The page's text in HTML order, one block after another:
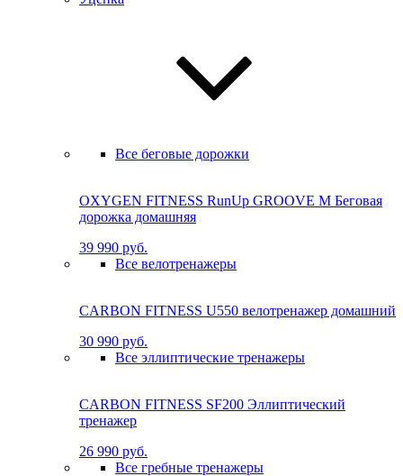
Все беговые дорожки
OXYGEN FITNESS RunUp GROOVE M Бе­го­вая
до­рож­ка до­маш­няя
39 990 руб.
Все велотренажеры
CARBON FITNESS U550 велотренажер домашний
30 990 руб.
Все эллиптические тренажеры
CARBON FITNESS SF200 Эллиптический
тренажер
26 990 руб.
Все гребные тренажеры